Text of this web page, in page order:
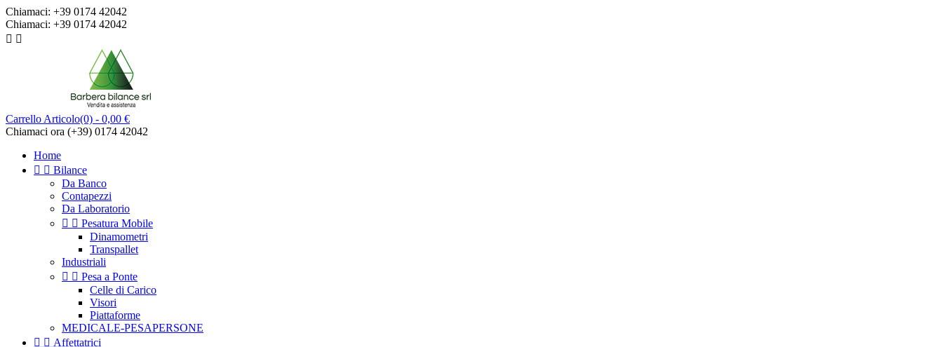
Chiamaci: +39 0174 42042
Chiamaci: +39 0174 42042
 
Carrello Articolo(0) - 0,00 €
Chiamaci ora (+39) 0174 42042
Home
  Bilance
Da Banco
Contapezzi
Da Laboratorio
  Pesatura Mobile
Dinamometri
Transpallet
Industriali
  Pesa a Ponte
Celle di Carico
Visori
Piattaforme
MEDICALE-PESAPERSONE
  Affettatrici